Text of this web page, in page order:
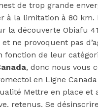
de trop grande
la limitation à 80
découverte Obiafu
ne provoquent pas
de leur
, donc nous vous
en Ligne
Mettre en place
retenus. Se